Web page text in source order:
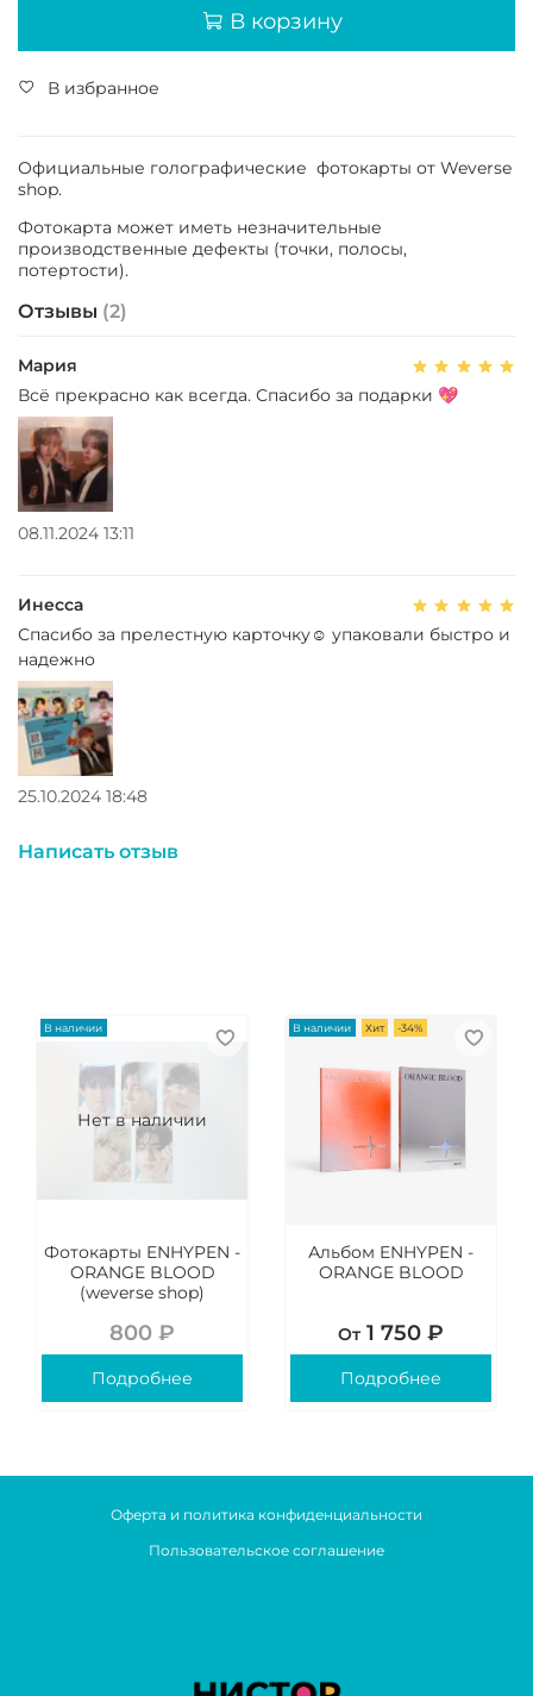
В корзину
В избранное
Официальные голографические фотокарты от Weverse
shop.
Фотокарта может иметь незначительные
производственные дефекты (точки, полосы,
потертости).
Отзывы (2)
Мария
Всё прекрасно как всегда. Спасибо за подарки 💖
08.11.2024 13:11
Инесса
Спасибо за прелестную карточку☺️ упаковали быстро и
надежно
25.10.2024 18:48
Написать отзыв
Нет в наличии
В наличии
Фотокарты ENHYPEN -
ORANGE BLOOD
(weverse shop)
800 ₽
Подробнее
В наличии Хит -34%
Альбом ENHYPEN -
ORANGE BLOOD
От 1 750 ₽
Подробнее
Оферта и политика конфиденциальности
Пользовательское соглашение